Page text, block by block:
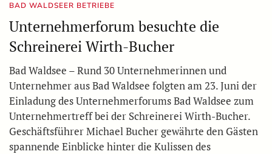
BAD WALDSEER BETRIEBE
Unternehmerforum besuchte die
Schreinerei Wirth-Bucher
Bad Waldsee – Rund 30 Unternehmerinnen und
Unternehmer aus Bad Waldsee folgten am 23. Juni der
Einladung des Unternehmerforums Bad Waldsee zum
Unternehmertreff bei der Schreinerei Wirth-Bucher.
Geschäftsführer Michael Bucher gewährte den Gästen
spannende Einblicke hinter die Kulissen des